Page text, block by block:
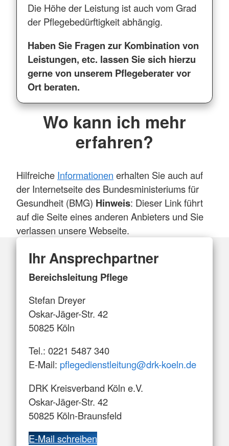
Die Höhe der Leistung ist auch vom Grad
der Pflegebedürftigkeit abhängig.
Haben Sie Fragen zur Kombination von
Leistungen, etc. lassen Sie sich hierzu
gerne von unserem Pflegeberater vor
Ort beraten.
Wo kann ich mehr
erfahren?
Hilfreiche Informationen erhalten Sie auch auf
der Internetseite des Bundesministeriums für
Gesundheit (BMG) Hinweis: Dieser Link führt
auf die Seite eines anderen Anbieters und Sie
verlassen unsere Webseite.
Ihr Ansprechpartner
Bereichsleitung Pflege
Stefan Dreyer
Oskar-Jäger-Str. 42
50825 Köln
Tel.: 0221 5487 340
E-Mail: pflegedienstleitung@drk-koeln.de
DRK Kreisverband Köln e.V.
Oskar-Jäger-Str. 42
50825 Köln-Braunsfeld
E-Mail schreiben